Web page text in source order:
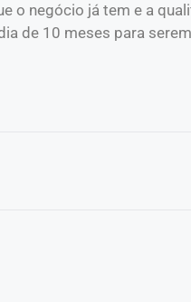
o negócio já tem e a
de 10 meses para